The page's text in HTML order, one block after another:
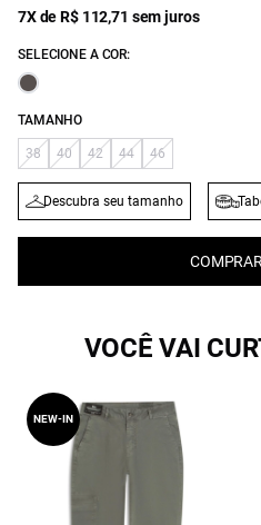
7X de R$ 112,71 sem juros
SELECIONE A COR:
TAMANHO
38 40 42 44 46
Descubra seu tamanho
COMPRAR
VOCÊ VAI
NEW-IN